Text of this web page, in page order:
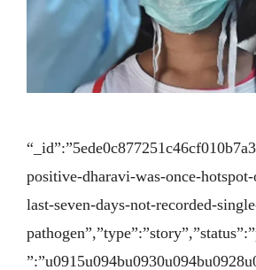
positive-dharavi-was-once-
last-seven-days-not-recorded-